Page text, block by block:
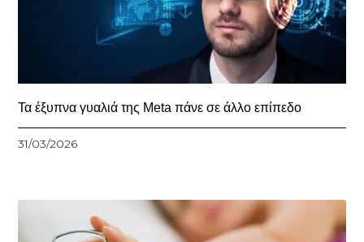
Τα έξυπνα γυαλιά της Meta πάνε σε άλλο επίπεδο
31/03/2026